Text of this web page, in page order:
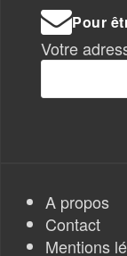
Pour
Votre
A propos
Contact
Mentions